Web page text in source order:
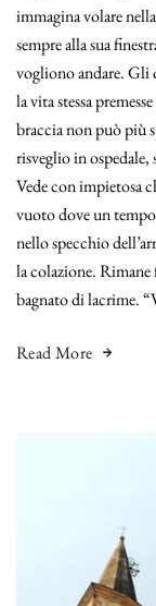
immagina volare
sempre alla sua
vogliono andare. Gli
la vita stessa
braccia non può più
risveglio in
Vede con impietosa
vuoto dove un tempo
nello specchio
la colazione.
bagnato di lacrime.
Read More